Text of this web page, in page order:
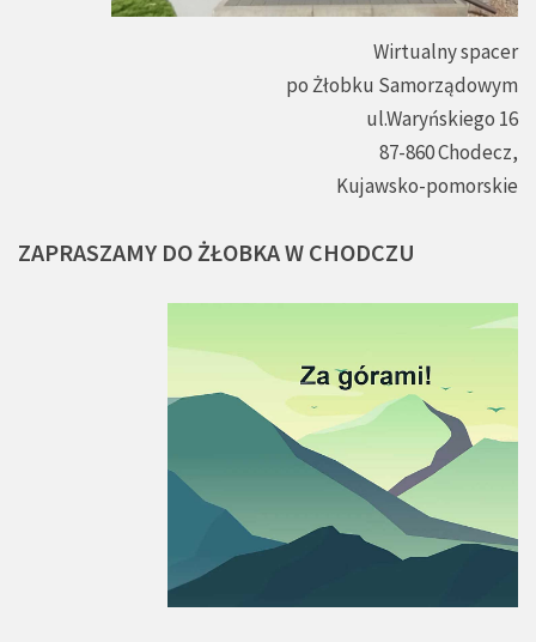
Wirtualny spacer
po Żłobku Samorządowym
ul.Waryńskiego 16
87-860 Chodecz,
Kujawsko-pomorskie
ZAPRASZAMY DO ŻŁOBKAW CHODCZU